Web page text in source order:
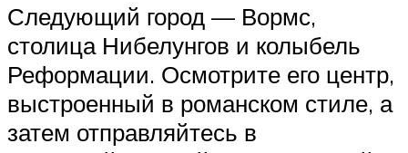
Следующий город — Вормс,
столица Нибелунгов и колыбель
Реформации. Осмотрите его центр,
выстроенный в романском стиле, а
затем отправляйтесь в